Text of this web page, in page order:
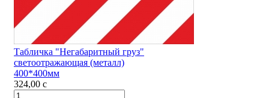
Табличка "Негабаритный груз"
светоотражающая (металл)
400*400мм
324,00 c